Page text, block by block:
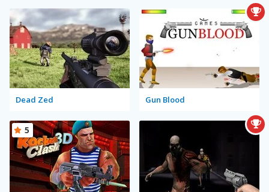
Dead Zed Gun Blood
5